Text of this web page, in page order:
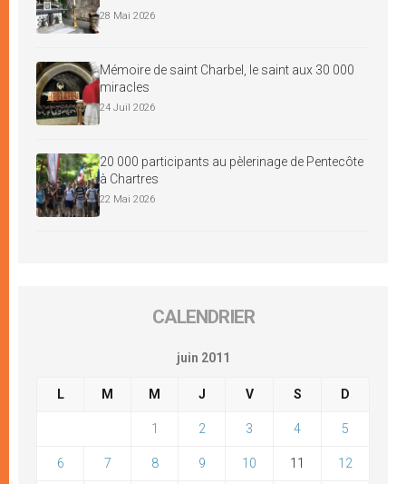
28 Mai 2026
Mémoire de saint Charbel, le saint aux 30 000
miracles
24 Juil 2026
20 000 participants au pèlerinage de Pentecôte
à Chartres
22 Mai 2026
CALENDRIER
juin 2011
L M M J V S D
1 2 3 4 5
6 7 8 9 10 11 12